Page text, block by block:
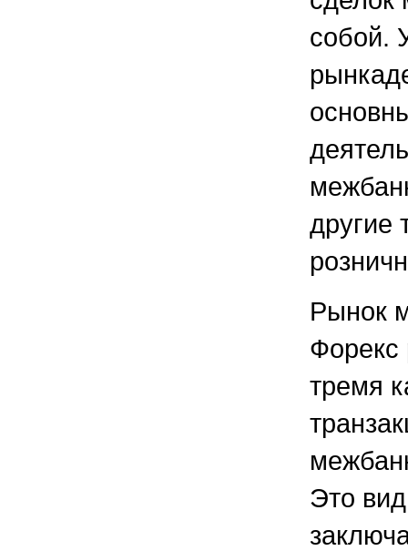
собой.
другие
Рынок
Форекс
тремя
Это